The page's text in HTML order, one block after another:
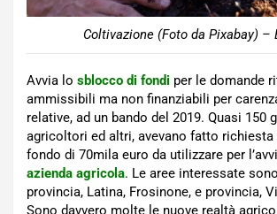
Coltivazione (Foto da Pixabay) –
Avvia lo sblocco di fondi per le domande
ammissibili ma non finanziabili per
relative, ad un bando del 2019. Quasi 150
agricoltori ed altri, avevano fatto richiesta
fondo di 70mila euro da utilizzare per
azienda agricola. Le aree interessate
provincia, Latina, Frosinone, e provincia,
Sono davvero molte le nuove realtà